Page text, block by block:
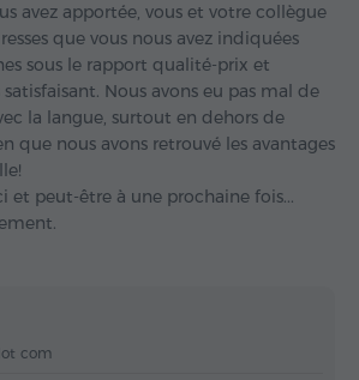
avez apportée, vous et votre collègue
que vous nous avez indiquées
sous le rapport qualité-prix et
Nous avons eu pas mal de
la langue, surtout en dehors de
que nous avons retrouvé les avantages
et peut-être à une prochaine fois...
com